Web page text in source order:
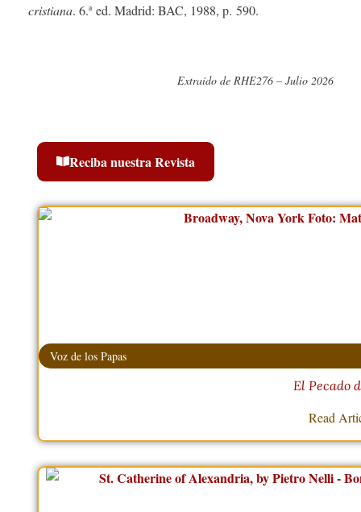
cristiana. 6.ª ed. Madrid: BAC, 1988, p. 590.
Extraído de RHE276 – Julio 2026
Reciba nuestra Revista
Voz de los Papas
El Pecado
Read